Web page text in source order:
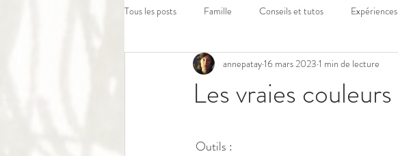
Tous les posts Famille Conseils et tutos Expériences
Les vraies couleurs
annepatay16 mars 2023 1 min de lecture
Outils :